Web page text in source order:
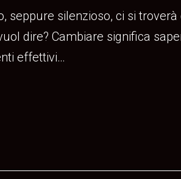
seppure silenzioso, ci si
dire? Cambiare significa
effettivi…